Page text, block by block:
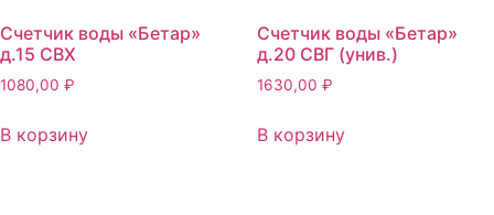
Счетчик воды «Бетар»
д.15 СВХ
1080,00 ₽
В корзину
Счетчик воды «Бетар»
д.20 СВГ (унив.)
1630,00 ₽
В корзину